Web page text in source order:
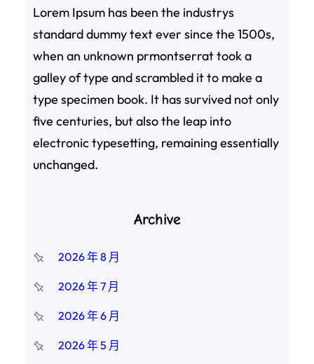
Lorem Ipsum has been the industrys
standard dummy text ever since the 1500s,
when an unknown prmontserrat took a
galley of type and scrambled it to make a
type specimen book. It has survived not only
five centuries, but also the leap into
electronic typesetting, remaining essentially
unchanged.
Archive
2026 年 8 月
2026 年 7 月
2026 年 6 月
2026 年 5 月